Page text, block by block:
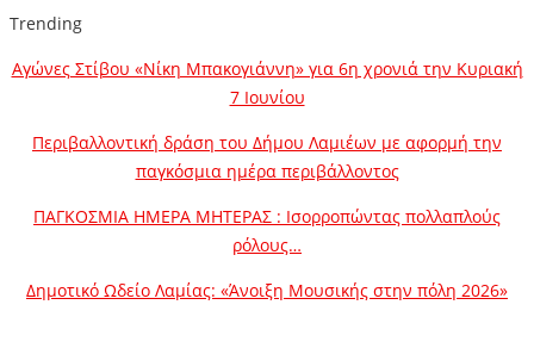
Trending
Αγώνες Στίβου «Νίκη Μπακογιάννη» για 6η χρονιά την Κυριακή
7 Ιουνίου
Περιβαλλοντική δράση του Δήμου Λαμιέων με αφορμή την
παγκόσμια ημέρα περιβάλλοντος
ΠΑΓΚΟΣΜΙΑ ΗΜΕΡΑ ΜΗΤΕΡΑΣ : Ισορροπώντας πολλαπλούς
ρόλους…
Δημοτικό Ωδείο Λαμίας: «Άνοιξη Μουσικής στην πόλη 2026»